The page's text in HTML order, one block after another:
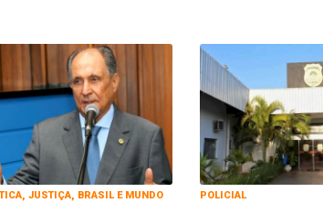
JUSTIÇA, BRASIL E MUNDO POLICIAL